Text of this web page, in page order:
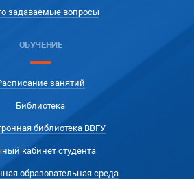
задаваемые вопросы
ОБУЧЕНИЕ
занятий
Библиотека
библиотека ВВГУ
кабинет студента
образовательная среда